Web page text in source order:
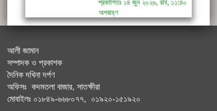
প্রকাশিতঃ ১৪ জুন ২০২৬, রবি, ১১:৪০
অপরাহ্ণ
আলী জামান
সম্পাদক ও প্রকাশক
দৈনিক দখিনা দর্পণ
অফিসঃ কদমতলা বাজার, সাতক্ষীরা
মোবাইলঃ ০১৮৪৯-৬৬৮০৭৭, ০১৯২০-১৫১৯২০